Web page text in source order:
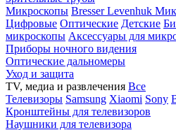
Микроскопы BresserLevenhuk
Цифровые Оптические Детские
микроскопы Аксессуары для
Приборы ночного видения
Оптические дальномеры
Уход и защита
TV, медиа и развлечения Все
Телевизоры Samsung Xiaomi Sony
Кронштейны для телевизоров
Наушники для телевизора